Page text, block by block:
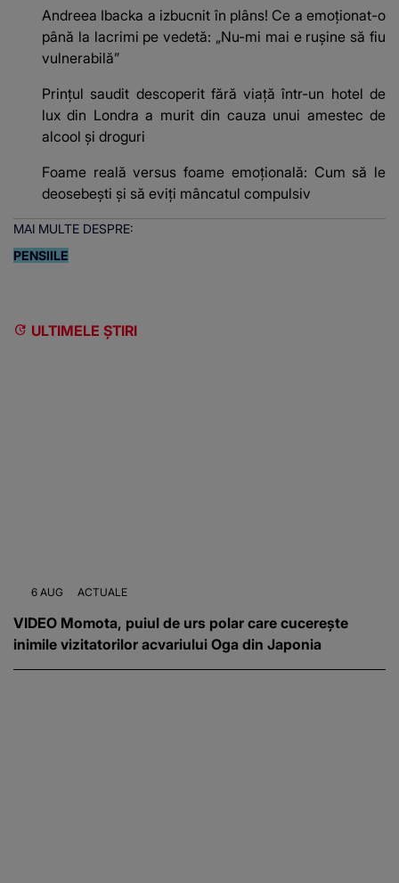
Andreea Ibacka a izbucnit în plâns! Ce a emoționat-o
până la lacrimi pe vedetă: „Nu-mi mai e rușine să fiu
vulnerabilă”
Prințul saudit descoperit fără viață într-un hotel de
lux din Londra a murit din cauza unui amestec de
alcool și droguri
Foame reală versus foame emoțională: Cum să le
deosebești și să eviți mâncatul compulsiv
MAI MULTE DESPRE:
PENSIILE
ULTIMELE ȘTIRI
6 AUG ACTUALE
VIDEO Momota, puiul de urs polar care cucerește
inimile vizitatorilor acvariului Oga din Japonia